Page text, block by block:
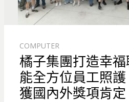
COMPUTER
橘子集團打造幸
能全方位員工照
獲國內外獎項肯定